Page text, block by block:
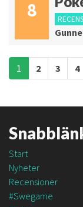
8
Inläggsnavigering
1 2 3 4
Start
Nyheter
Recensioner
#Swegame